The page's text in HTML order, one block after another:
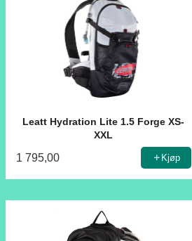
Leatt Hydration Lite 1.5 Forge XS-
XXL
1 795,00 Kjøp